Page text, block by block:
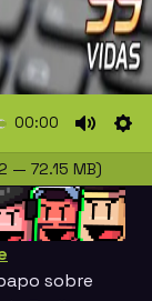
00:00
Mute
— 72.15 MB)
sobre